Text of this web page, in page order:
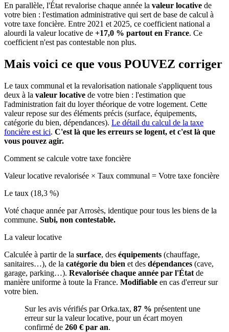
En parallèle, l'État revalorise chaque année la valeur locative de
votre bien : l'estimation administrative qui sert de base de calcul à
votre taxe foncière. Entre 2021 et 2025, ce coefficient national a
alourdi la valeur locative de +17,0 % partout en France. Ce
coefficient n'est pas contestable non plus.
Mais voici ce que vous POUVEZ corriger
Le taux communal et la revalorisation nationale s'appliquent tous
deux à la valeur locative de votre bien : l'estimation que
l'administration fait du loyer théorique de votre logement. Cette
valeur repose sur des éléments précis (surface, équipements,
catégorie du bien, dépendances). Le détail du calcul de la taxe
foncière est ici. C'est là que les erreurs se logent, et c'est là que
vous pouvez agir.
Comment se calcule votre taxe foncière
Valeur locative revalorisée × Taux communal = Votre taxe foncière
Le taux (18,3 %)
Voté chaque année par Arrosès, identique pour tous les biens de la
commune. Subi, non contestable.
La valeur locative
Calculée à partir de la surface, des équipements (chauffage,
sanitaires…), de la catégorie du bien et des dépendances (cave,
garage, parking…). Revalorisée chaque année par l'État de
manière uniforme à toute la France. Modifiable en cas d'erreur sur
votre bien.
Sur les avis vérifiés par Orka.tax, 87 % présentent une
erreur sur la valeur locative, pour un écart moyen
confirmé de 260 € par an.